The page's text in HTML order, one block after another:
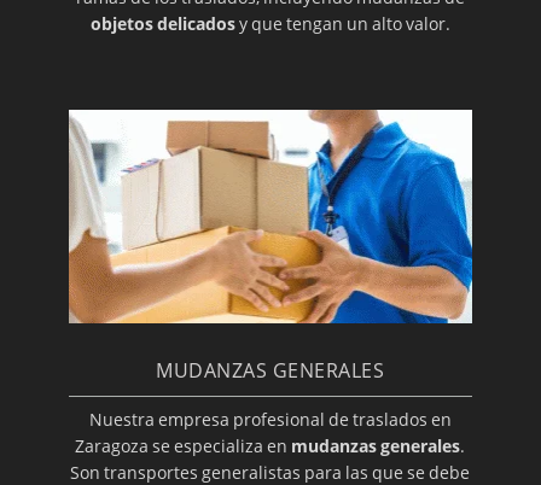
objetos delicadosy que tengan un alto valor.
MUDANZAS GENERALES
Nuestra empresa profesional de traslados en
Zaragoza se especializa en mudanzas generales.
Son transportes generalistas para las que se debe